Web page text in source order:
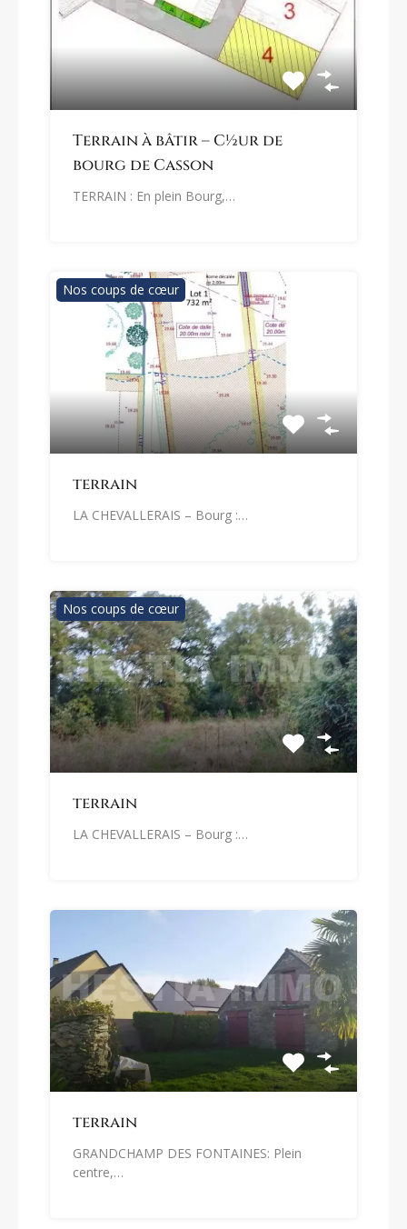
Terrain à bâtir – C½ur de
bourg de Casson
TERRAIN : En plein Bourg,…
Nos coups de cœur
terrain
LA CHEVALLERAIS – Bourg :…
Nos coups de cœur
terrain
LA CHEVALLERAIS – Bourg :…
terrain
GRANDCHAMP DES FONTAINES: Plein
centre,…